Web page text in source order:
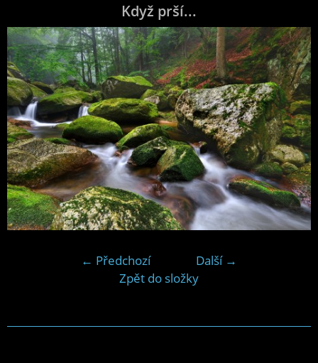
Když prší...
← Předchozí
Další →
Zpět do složky